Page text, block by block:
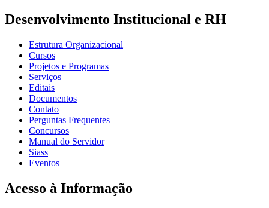
Desenvolvimento Institucional e RH
Estrutura Organizacional
Cursos
Projetos e Programas
Serviços
Editais
Documentos
Contato
Perguntas Frequentes
Concursos
Manual do Servidor
Siass
Eventos
Acesso à Informação